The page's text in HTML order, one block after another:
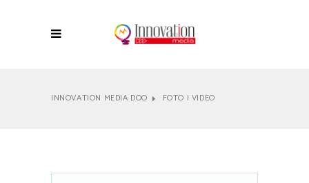
INNOVATION MEDIA DOO FOTO I VIDEO